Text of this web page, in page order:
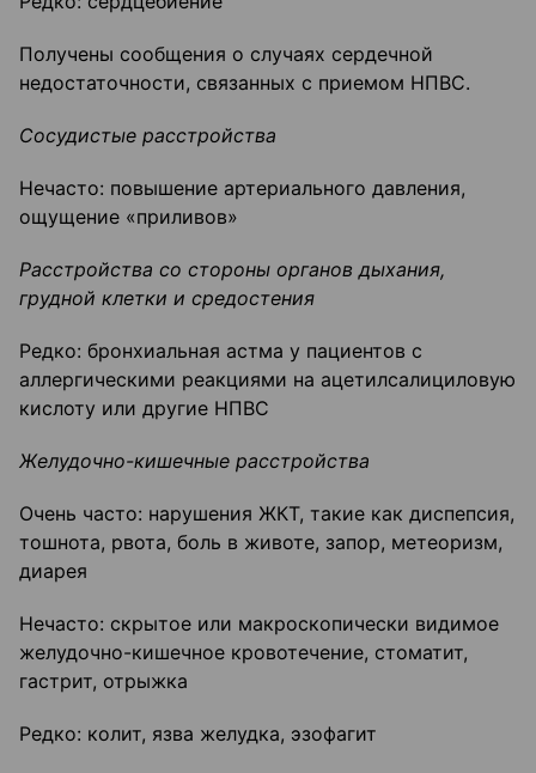
Получены сообщения о случаях сердечной
недостаточности, связанных с приемом НПВС.
Сосудистые расстройства
Нечасто: повышение артериального давления,
ощущение «приливов»
Расстройства со стороны органов дыхания,
грудной клетки и средостения
Редко: бронхиальная астма у пациентов с
аллергическими реакциями на ацетилсалициловую
кислоту или другие НПВС
Желудочно-кишечные расстройства
Очень часто: нарушения ЖКТ, такие как диспепсия,
тошнота, рвота, боль в животе, запор, метеоризм,
диарея
Нечасто: скрытое или макроскопически видимое
желудочно-кишечное кровотечение, стоматит,
гастрит, отрыжка
Редко: колит, язва желудка, эзофагит